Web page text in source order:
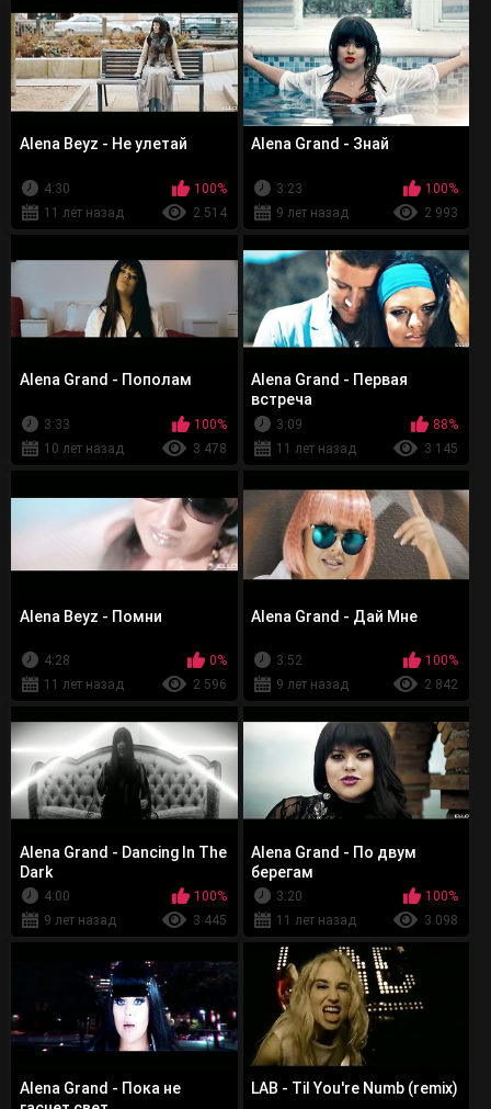
Alena Beyz - Не улетай
4:30
100%
11 лет назад
2 514
Alena Grand - Знай
3:23
100%
9 лет назад
2 993
Alena Grand - Пополам
3:33
100%
10 лет назад
3 478
Alena Grand - Первая
встреча
3:09
88%
11 лет назад
3 145
Alena Beyz - Помни
4:28
0%
11 лет назад
2 596
Alena Grand - Дай Мне
3:52
100%
9 лет назад
2 842
Alena Grand - Dancing In The
Dark
4:00
100%
9 лет назад
3 445
Alena Grand - По двум
берегам
3:20
100%
11 лет назад
3 098
Alena Grand - Пока не
LAB - Til You're Numb (remix)